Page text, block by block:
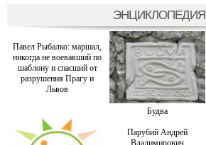
ЭНЦИКЛОПЕДИЯ
Павел Рыбалко: маршал,
никогда не воевавший по
шаблону и спасший от
разрушения Прагу и
Львов
Будва
Парубий Андрей
Владимирович